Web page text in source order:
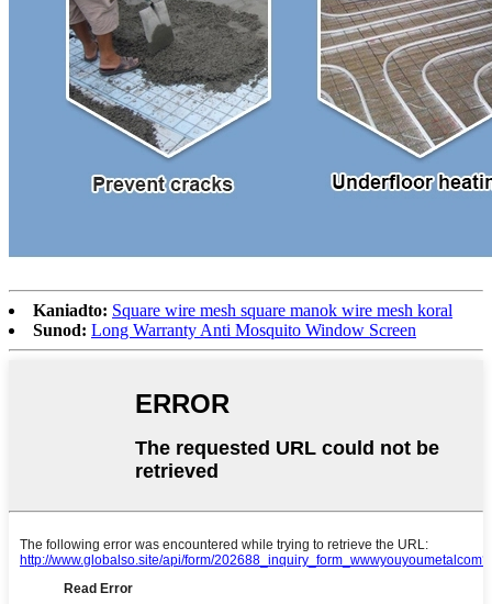
Kaniadto: Square wire mesh square manok wire mesh koral
Sunod: Long Warranty Anti Mosquito Window Screen